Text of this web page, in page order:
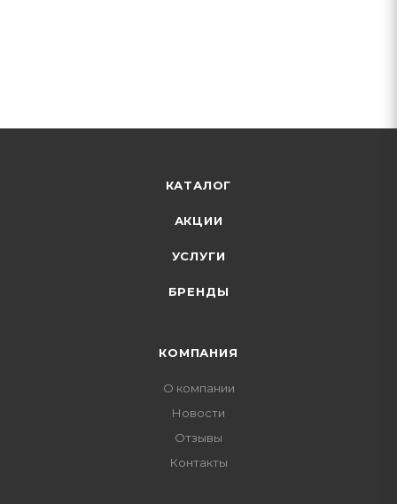
КАТАЛОГ
АКЦИИ
УСЛУГИ
БРЕНДЫ
КОМПАНИЯ
О компании
Новости
Отзывы
Контакты